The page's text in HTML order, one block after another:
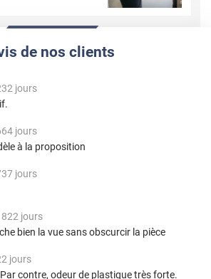
de nos clients
jours
jours
à la proposition
jours
jours
bien la vue sans obscurcir la pièce
jours
contre, odeur de plastique très forte.